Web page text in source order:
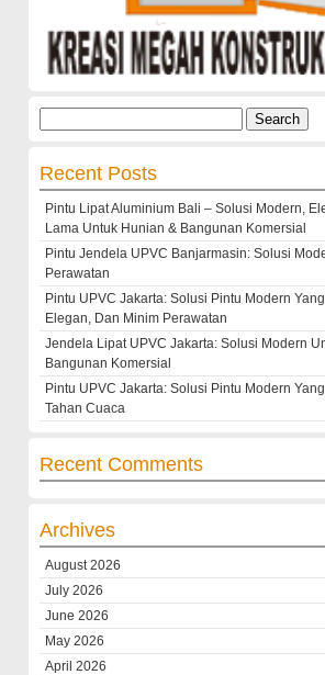
Recent Posts
Pintu Lipat Aluminium Bali – Solusi Modern,
Lama Untuk Hunian & Bangunan Komersial
Pintu Jendela UPVC Banjarmasin: Solusi
Perawatan
Pintu UPVC Jakarta: Solusi Pintu Modern
Elegan, Dan Minim Perawatan
Jendela Lipat UPVC Jakarta: Solusi Modern
Bangunan Komersial
Pintu UPVC Jakarta: Solusi Pintu Modern
Tahan Cuaca
Recent Comments
Archives
August 2026
July 2026
June 2026
May 2026
April 2026